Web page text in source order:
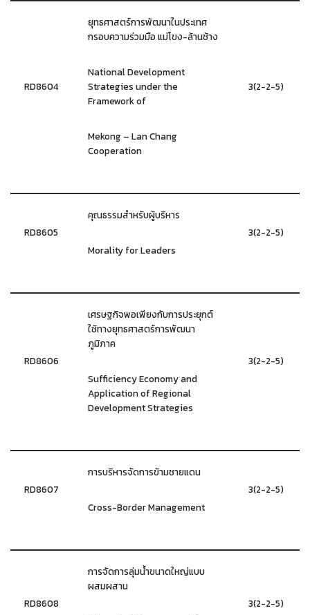
RD8604
ยุทธศาสตร์การพัฒนาในประเทศ
กรอบความร่วมมือ แม่โขง-ล้านช้าง
National Development
Strategies under the
Framework of
Mekong – Lan Chang
Cooperation
3(2-2-5)
RD8605
คุณธรรมสำหรับผู้บริหาร
Morality for Leaders
3(2-2-5)
RD8606
เศรษฐกิจพอเพียงกับการประยุกต์
ใช้ทางยุทธศาสตร์การพัฒนา
ภูมิภาค
Sufficiency Economy and
Application of Regional
Development Strategies
3(2-2-5)
RD8607
การบริหารจัดการข้ามชายแดน
Cross-Border Management
3(2-2-5)
RD8608
การจัดการลุ่มน้ำขนาดใหญ่แบบ
ผสมผสาน
3(2-2-5)